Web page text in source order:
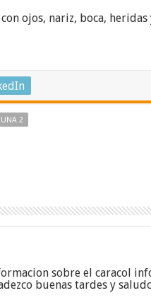
ojos, nariz, boca, heridas
2
sobre el caracol
buenas tardes y